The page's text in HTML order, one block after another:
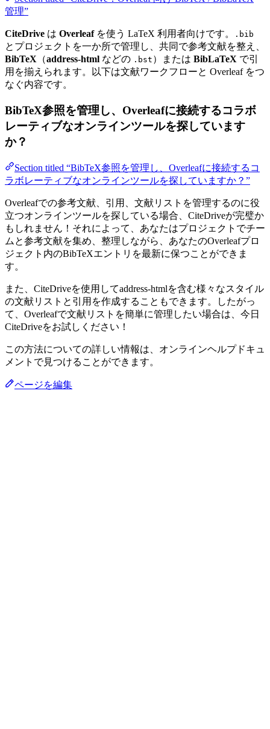
管理”
CiteDrive は Overleafを使う LaTeX 利用者向けです。 .bib
とプロジェクトを一か所で管理し、共同で参考文献を整え、
BibTeX （address-html などの .bst ）または BibLaTeX で引
用を揃えられます。以下は文献ワークフローと Overleaf をつ
なぐ内容です。
BibTeX参照を管理し、Overleafに接続するコラボ
レーティブなオンラインツールを探しています
か？
Section titled “BibTeX参照を管理し、Overleafに接続するコ
ラボレーティブなオンラインツールを探していますか？”
Overleafでの参考文献、引用、文献リストを管理するのに役
立つオンラインツールを探している場合、CiteDriveが完璧か
もしれません！それによって、あなたはプロジェクトでチー
ムと参考文献を集め、整理しながら、あなたのOverleafプロ
ジェクト内のBibTeXエントリを最新に保つことができま
す。
また、CiteDriveを使用してaddress-htmlを含む様々なスタイル
の文献リストと引用を作成することもできます。したがっ
て、Overleafで文献リストを簡単に管理したい場合は、今日
CiteDriveをお試しください！
この方法についての詳しい情報は、オンラインヘルプドキュ
メントで見つけることができます。
ページを編集